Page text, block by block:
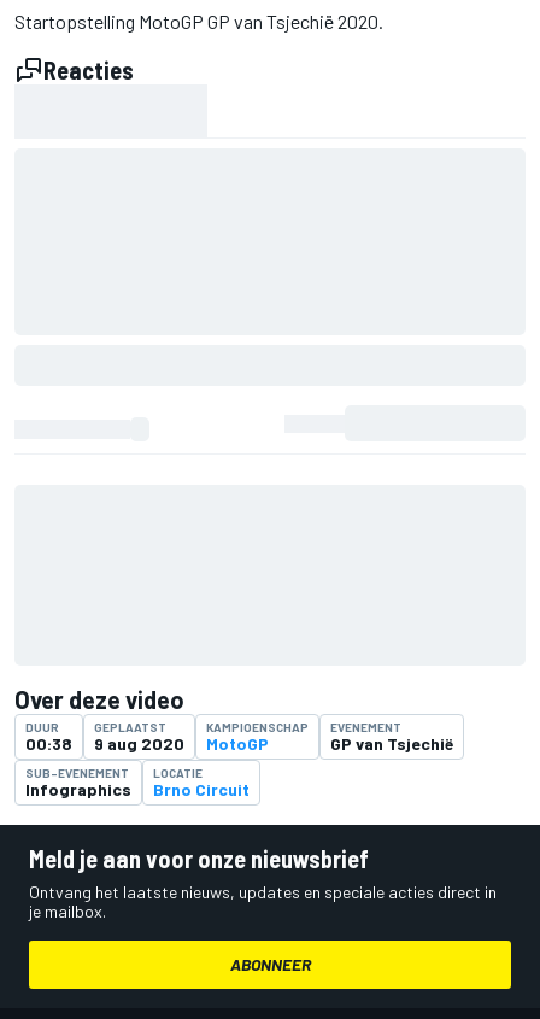
Startopstelling MotoGP GP van Tsjechië 2020.
Reacties
Over deze video
DUUR
00:38
GEPLAATST
9 aug 2020
KAMPIOENSCHAP
MotoGP
EVENEMENT
GP van Tsjechië
SUB-EVENEMENT
Infographics
LOCATIE
Brno Circuit
Meld je aan voor onze nieuwsbrief
Ontvang het laatste nieuws, updates en speciale acties direct in
je mailbox.
ABONNEER